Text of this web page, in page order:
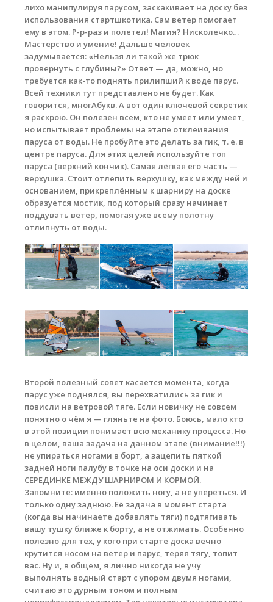
лихо манипулируя парусом, заскакивает на доску без
использования стартшкотика. Сам ветер помогает
ему в этом. Р-р-раз и полетел! Магия? Нисколечко…
Мастерство и умение! Дальше человек
задумывается: «Нельзя ли такой же трюк
провернуть с глубины?» Ответ — да, можно, но
требуется как-то поднять прилипший к воде парус.
Всей техники тут представлено не будет. Как
говорится, многАбукв. А вот один ключевой секретик
я раскрою. Он полезен всем, кто не умеет или умеет,
но испытывает проблемы на этапе отклеивания
паруса от воды. Не пробуйте это делать за гик, т. е. в
центре паруса. Для этих целей используйте топ
паруса (верхний кончик). Самая лёгкая его часть —
верхушка. Стоит отлепить верхушку, как между ней и
основанием, прикреплённым к шарниру на доске
образуется мостик, под который сразу начинает
поддувать ветер, помогая уже всему полотну
отлипнуть от воды.
Второй полезный совет касается момента, когда
парус уже поднялся, вы перехватились за гик и
повисли на ветровой тяге. Если новичку не совсем
понятно о чём я — гляньте на фото. Боюсь, мало кто
в этой позиции понимает всю механику процесса. Но
в целом, ваша задача на данном этапе (внимание!!!)
не упираться ногами в борт, а зацепить пяткой
задней ноги палубу в точке на оси доски и на
СЕРЕДИНКЕ МЕЖДУ ШАРНИРОМ И КОРМОЙ.
Запомните: именно положить ногу, а не упереться. И
только одну заднюю. Её задача в момент старта
(когда вы начинаете добавлять тяги) подтягивать
вашу тушку ближе к борту, а не отжимать. Особенно
полезно для тех, у кого при старте доска вечно
крутится носом на ветер и парус, теряя тягу, топит
вас. Ну и, в общем, я лично никогда не учу
выполнять водный старт с упором двумя ногами,
считаю это дурным тоном и полным